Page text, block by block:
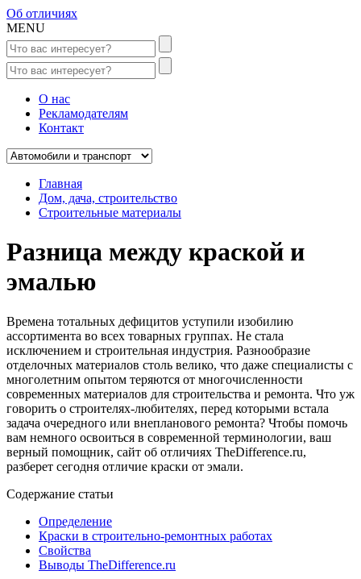
Об отличиях
MENU
О нас
Рекламодателям
Контакт
Главная
Дом, дача, строительство
Строительные материалы
Разница между краской и
эмалью
Времена тотальных дефицитов уступили изобилию
ассортимента во всех товарных группах. Не стала
исключением и строительная индустрия. Разнообразие
отделочных материалов столь велико, что даже специалисты с
многолетним опытом теряются от многочисленности
современных материалов для строительства и ремонта. Что уж
говорить о строителях-любителях, перед которыми встала
задача очередного или внепланового ремонта? Чтобы помочь
вам немного освоиться в современной терминологии, ваш
верный помощник, сайт об отличиях TheDifference.ru,
разберет сегодня отличие краски от эмали.
Содержание статьи
Определение
Краски в строительно-ремонтных работах
Свойства
Выводы TheDifference.ru